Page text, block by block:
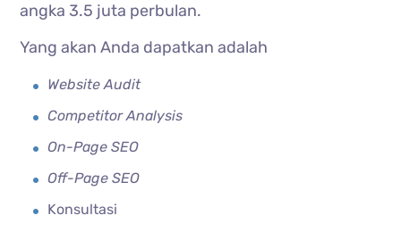
angka 3.5 juta perbulan.
Yang akan Anda dapatkan adalah
Website Audit
Competitor Analysis
On-Page SEO
Off-Page SEO
Konsultasi